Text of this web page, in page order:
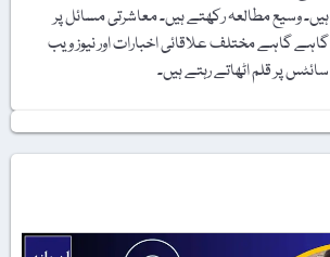
ہیں۔ وسیع مطالعہ رکھتے ہیں۔ معاشرتی مسائل پر
گاہے گاہے مختلف علاقائی اخبارات اور نیوز ویب
سائٹس پر قلم اٹھاتے رہتے ہیں۔